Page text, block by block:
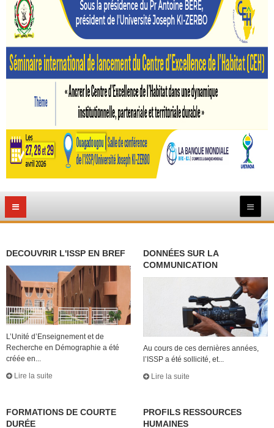
DECOUVRIR L'ISSP EN BREF
L’Unité d’Enseignement et de
Recherche en Démographie a été
créée en...
Lire la suite
DONNÉES SUR LA
COMMUNICATION
Au cours de ces dernières années,
l’ISSP a été sollicité, et...
Lire la suite
FORMATIONS DE COURTE
DURÉE
PROFILS RESSOURCES
HUMAINES